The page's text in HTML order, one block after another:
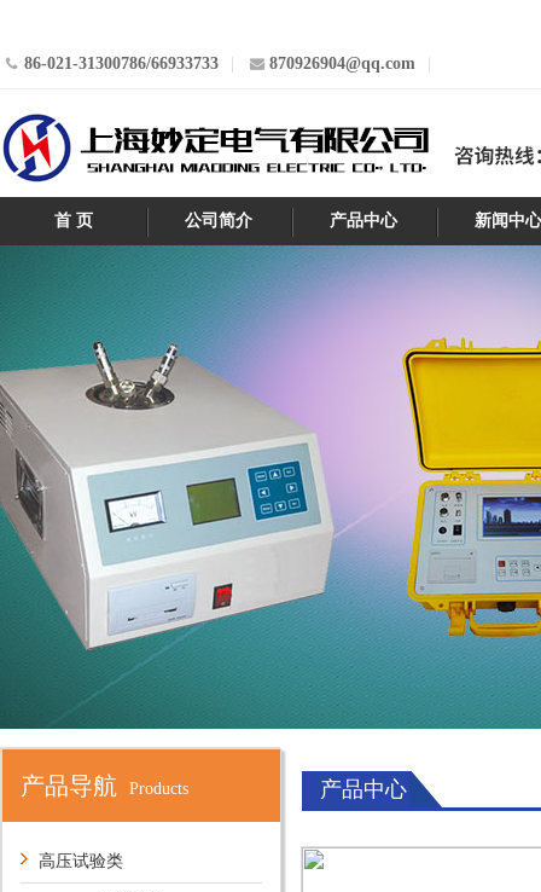
86-021-31300786/66933733 870926904@qq.com
首 页 公司简介 产品中心 新闻中
产品导航 Products
高压试验类
产品中心